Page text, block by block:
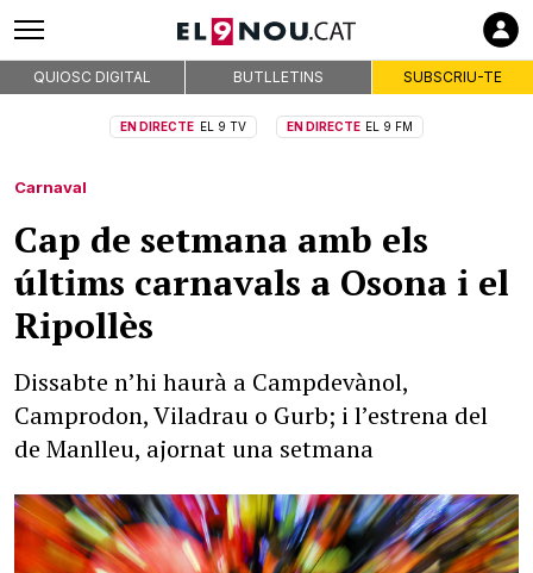
QUIOSC DIGITAL BUTLLETINS SUBSCRIU-TE
EN DIRECTE EL 9 TV EN DIRECTE EL 9 FM
Carnaval
Cap de setmana amb els
últims carnavals a Osona i el
Ripollès
Dissabte n’hi haurà a Campdevànol,
Camprodon, Viladrau o Gurb; i l’estrena del
de Manlleu, ajornat una setmana